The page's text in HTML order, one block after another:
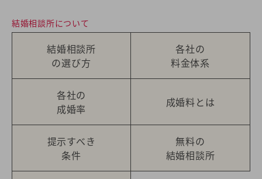
結婚相談所について
結婚相談所
の選び方
各社の
料金体系
各社の
成婚率
成婚料とは
提示すべき
条件
無料の
結婚相談所